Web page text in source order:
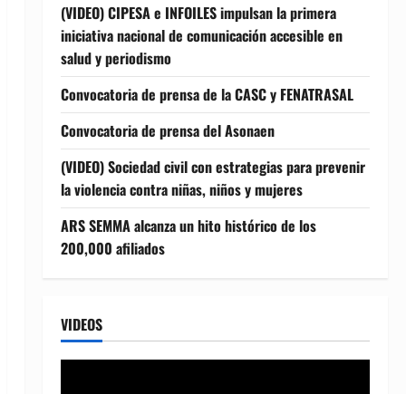
(VIDEO) CIPESA e INFOILES impulsan la primera
iniciativa nacional de comunicación accesible en
salud y periodismo
Convocatoria de prensa de la CASC y FENATRASAL
Convocatoria de prensa del Asonaen
(VIDEO) Sociedad civil con estrategias para prevenir
la violencia contra niñas, niños y mujeres
ARS SEMMA alcanza un hito histórico de los
200,000 afiliados
VIDEOS